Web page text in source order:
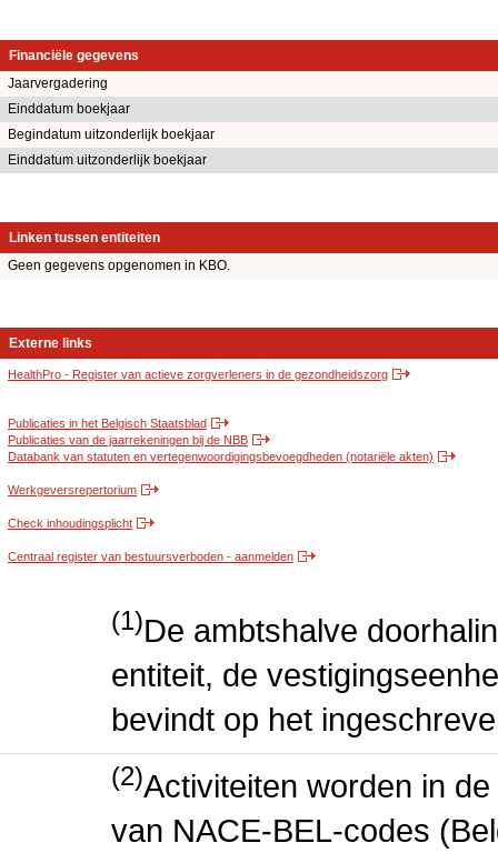
Financiële gegevens
Jaarvergadering
Einddatum boekjaar
Begindatum uitzonderlijk boekjaar
Einddatum uitzonderlijk boekjaar
Linken tussen entiteiten
Geen gegevens opgenomen in KBO.
Externe links
HealthPro - Register van actieve zorgverleners in de gezondheidszorg
Publicaties in het Belgisch Staatsblad
Publicaties van de jaarrekeningen bij de NBB
Databank van statuten en vertegenwoordigingsbevoegdheden (notariële akten)
Werkgeversrepertorium
Check inhoudingsplicht
Centraal register van bestuursverboden - aanmelden
(1)De ambtshalve
entiteit, de
bevindt op het
(2)Activiteiten worden in
van NACE-BEL-codes